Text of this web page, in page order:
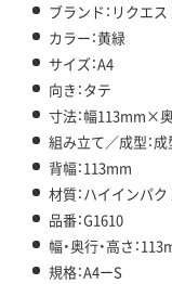
ブランド：リクエス
カラー：黄緑
サイズ：A4
向き：タテ
寸法：幅113mm×
組み立て／成型：成
背幅：113mm
材質：ハイインパ
品番：G1610
幅・奥行・高さ：
規格：A4ーS